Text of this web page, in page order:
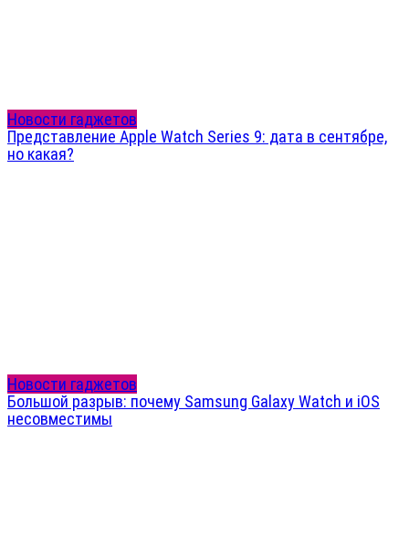
Новости гаджетов
Представление Apple Watch Series 9: дата в сентябре,
но какая?
Новости гаджетов
Большой разрыв: почему Samsung Galaxy Watch и iOS
несовместимы